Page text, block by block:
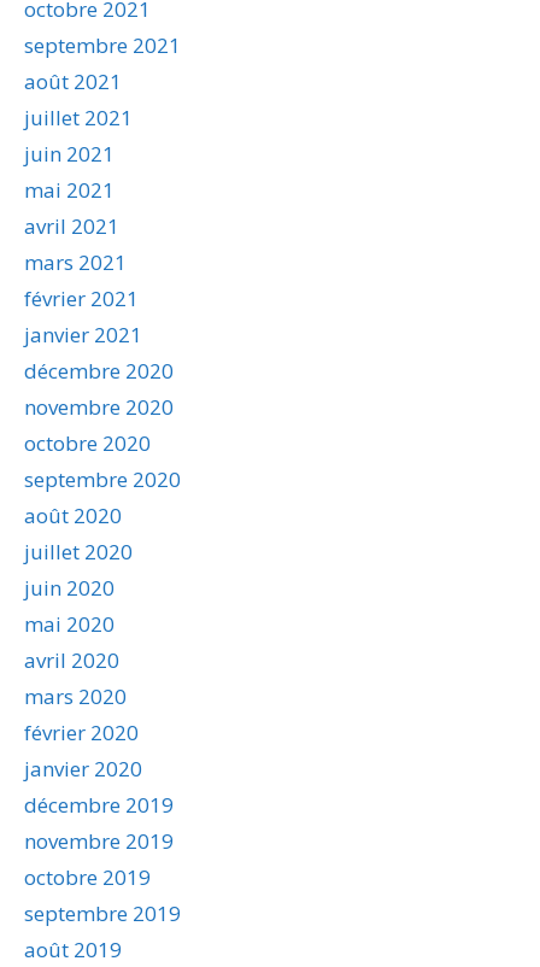
octobre 2021
septembre 2021
août 2021
juillet 2021
juin 2021
mai 2021
avril 2021
mars 2021
février 2021
janvier 2021
décembre 2020
novembre 2020
octobre 2020
septembre 2020
août 2020
juillet 2020
juin 2020
mai 2020
avril 2020
mars 2020
février 2020
janvier 2020
décembre 2019
novembre 2019
octobre 2019
septembre 2019
août 2019